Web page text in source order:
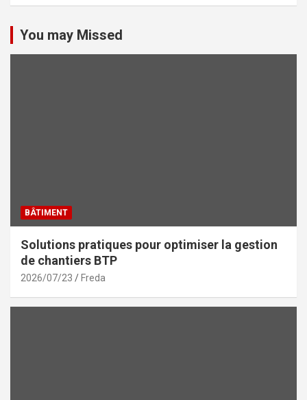
You may Missed
BÂTIMENT
Solutions pratiques pour optimiser la gestion
de chantiers BTP
2026/07/23 Freda